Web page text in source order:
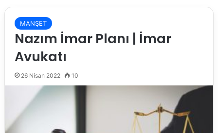
MANŞET
Nazım İmar Planı | İmar
Avukatı
26 Nisan 2022 10